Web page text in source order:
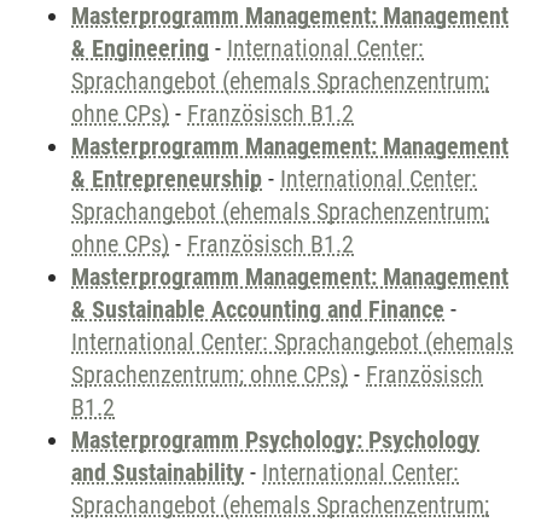
Masterprogramm Management: Management
& Engineering - International Center:
Sprachangebot (ehemals Sprachenzentrum;
ohne CPs) - Französisch B1.2
Masterprogramm Management: Management
& Entrepreneurship - International Center:
Sprachangebot (ehemals Sprachenzentrum;
ohne CPs) - Französisch B1.2
Masterprogramm Management: Management
& Sustainable Accounting and Finance -
International Center: Sprachangebot (ehemals
Sprachenzentrum; ohne CPs) - Französisch
B1.2
Masterprogramm Psychology: Psychology
and Sustainability - International Center:
Sprachangebot (ehemals Sprachenzentrum;